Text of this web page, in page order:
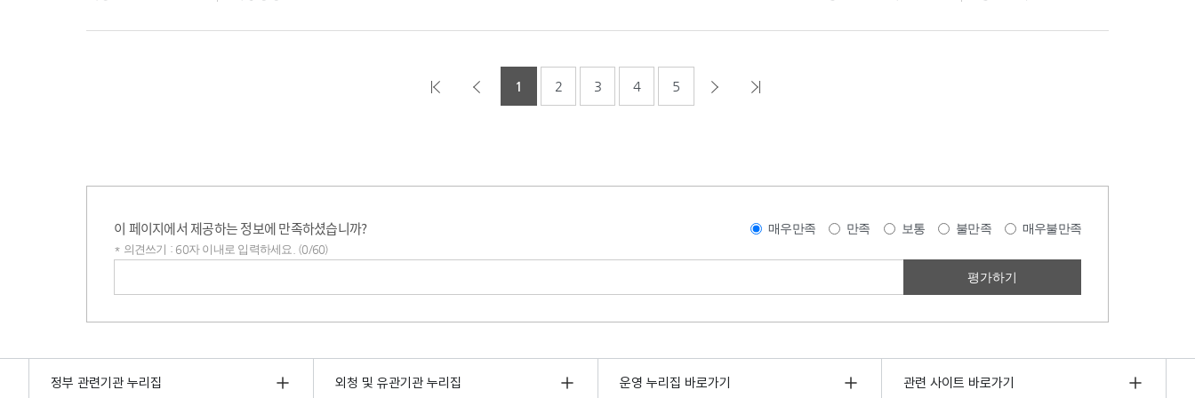
1 2 3 4 5
이 페이지에서 제공하는 정보에 만족하셨습니까? 매우만족 만족 보통 불만족 매우불만족
* 의견쓰기 : 60자 이내로 입력하세요. (0/60)
정부 관련기관 누리집 외청 및 유관기관 누리집 운영 누리집 바로가기 관련 사이트 바로가기